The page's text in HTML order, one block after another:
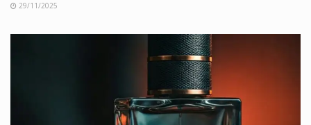
29/11/2025